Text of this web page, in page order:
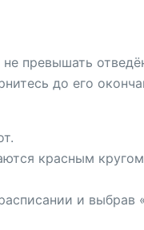
превышать
до его
красным
и выбрав